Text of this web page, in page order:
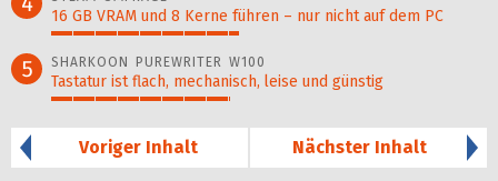
16 GB VRAM und 8 Kerne führen – nur nicht auf dem PC
5 SHARKOON PUREWRITER W100
Tastatur ist flach, mechanisch, leise und günstig
Voriger Inhalt
Nächster Inhalt